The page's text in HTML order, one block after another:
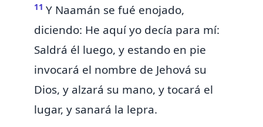
11 Y Naamán se fué enojado,
diciendo: He aquí yo decía para mí:
Saldrá él luego, y estando en pie
invocará el nombre de Jehová su
Dios, y alzará su mano, y tocará el
lugar, y sanará la lepra.